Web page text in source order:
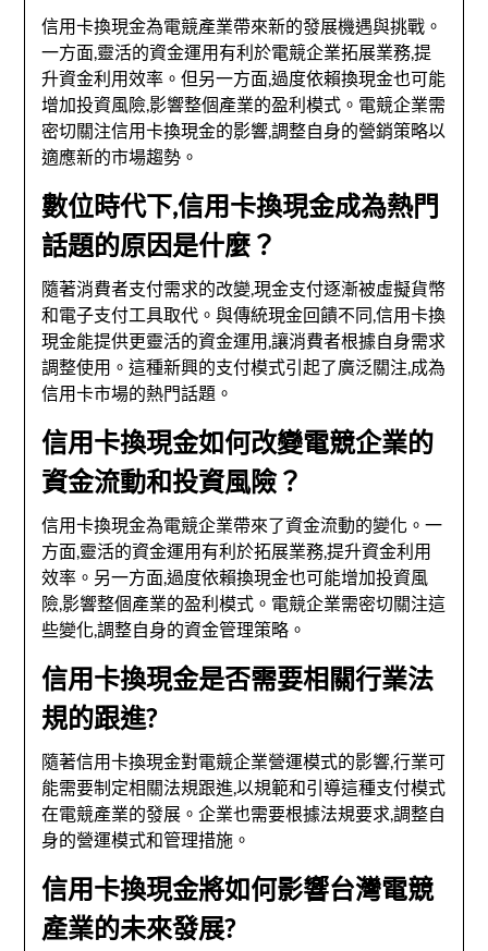
信用卡換現金為電競產業帶來新的發展機遇與挑戰。
一方面,靈活的資金運用有利於電競企業拓展業務,提
升資金利用效率。但另一方面,過度依賴換現金也可能
增加投資風險,影響整個產業的盈利模式。電競企業需
密切關注信用卡換現金的影響,調整自身的營銷策略以
適應新的市場趨勢。
數位時代下,信用卡換現金成為熱門
話題的原因是什麼？
隨著消費者支付需求的改變,現金支付逐漸被虛擬貨幣
和電子支付工具取代。與傳統現金回饋不同,信用卡換
現金能提供更靈活的資金運用,讓消費者根據自身需求
調整使用。這種新興的支付模式引起了廣泛關注,成為
信用卡市場的熱門話題。
信用卡換現金如何改變電競企業的
資金流動和投資風險？
信用卡換現金為電競企業帶來了資金流動的變化。一
方面,靈活的資金運用有利於拓展業務,提升資金利用
效率。另一方面,過度依賴換現金也可能增加投資風
險,影響整個產業的盈利模式。電競企業需密切關注這
些變化,調整自身的資金管理策略。
信用卡換現金是否需要相關行業法
規的跟進?
隨著信用卡換現金對電競企業營運模式的影響,行業可
能需要制定相關法規跟進,以規範和引導這種支付模式
在電競產業的發展。企業也需要根據法規要求,調整自
身的營運模式和管理措施。
信用卡換現金將如何影響台灣電競
產業的未來發展?